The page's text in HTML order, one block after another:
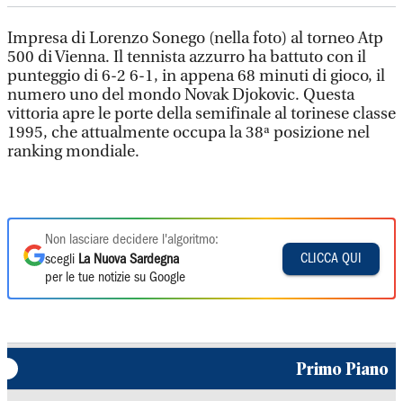
Impresa di Lorenzo Sonego (nella foto) al torneo Atp
500 di Vienna. Il tennista azzurro ha battuto con il
punteggio di 6-2 6-1, in appena 68 minuti di gioco, il
numero uno del mondo Novak Djokovic. Questa
vittoria apre le porte della semifinale al torinese classe
1995, che attualmente occupa la 38ª posizione nel
ranking mondiale.
Non lasciare decidere l'algoritmo:
scegli La Nuova Sardegna
per le tue notizie su Google
CLICCA QUI
Primo Piano